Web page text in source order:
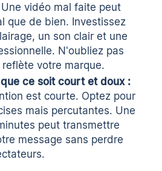
vidéo mal faite peut
que de bien. Investissez
un son clair et une
N'oubliez pas
votre marque.
ce soit court et doux :
est courte. Optez pour
mais percutantes. Une
peut transmettre
message sans perdre